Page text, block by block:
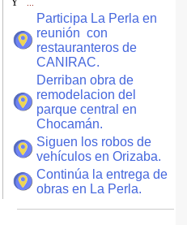
Participa La Perla en
reunión con
restauranteros de
CANIRAC.
Derriban obra de
remodelacion del
parque central en
Chocamán.
Siguen los robos de
vehículos en Orizaba.
Continúa la entrega de
obras en La Perla.